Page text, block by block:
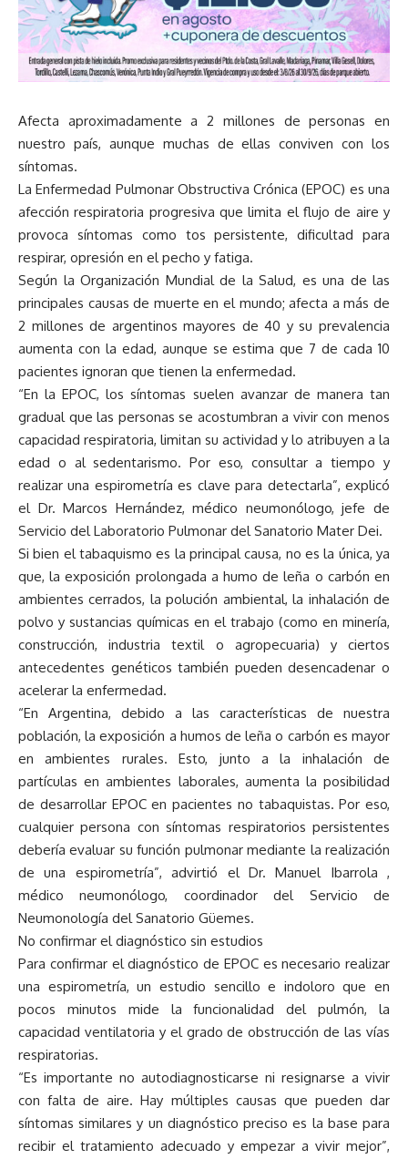
Afecta aproximadamente a 2 millones de personas en
nuestro país, aunque muchas de ellas conviven con los
síntomas.
La Enfermedad Pulmonar Obstructiva Crónica (EPOC) es una
afección respiratoria progresiva que limita el flujo de aire y
provoca síntomas como tos persistente, dificultad para
respirar, opresión en el pecho y fatiga.
Según la Organización Mundial de la Salud, es una de las
principales causas de muerte en el mundo; afecta a más de
2 millones de argentinos mayores de 40 y su prevalencia
aumenta con la edad, aunque se estima que 7 de cada 10
pacientes ignoran que tienen la enfermedad.
“En la EPOC, los síntomas suelen avanzar de manera tan
gradual que las personas se acostumbran a vivir con menos
capacidad respiratoria, limitan su actividad y lo atribuyen a la
edad o al sedentarismo. Por eso, consultar a tiempo y
realizar una espirometría es clave para detectarla”, explicó
el Dr. Marcos Hernández, médico neumonólogo, jefe de
Servicio del Laboratorio Pulmonar del Sanatorio Mater Dei.
Si bien el tabaquismo es la principal causa, no es la única, ya
que, la exposición prolongada a humo de leña o carbón en
ambientes cerrados, la polución ambiental, la inhalación de
polvo y sustancias químicas en el trabajo (como en minería,
construcción, industria textil o agropecuaria) y ciertos
antecedentes genéticos también pueden desencadenar o
acelerar la enfermedad.
“En Argentina, debido a las características de nuestra
población, la exposición a humos de leña o carbón es mayor
en ambientes rurales. Esto, junto a la inhalación de
partículas en ambientes laborales, aumenta la posibilidad
de desarrollar EPOC en pacientes no tabaquistas. Por eso,
cualquier persona con síntomas respiratorios persistentes
debería evaluar su función pulmonar mediante la realización
de una espirometría”, advirtió el Dr. Manuel Ibarrola ,
médico neumonólogo, coordinador del Servicio de
Neumonología del Sanatorio Güemes.
No confirmar el diagnóstico sin estudios
Para confirmar el diagnóstico de EPOC es necesario realizar
una espirometría, un estudio sencillo e indoloro que en
pocos minutos mide la funcionalidad del pulmón, la
capacidad ventilatoria y el grado de obstrucción de las vías
respiratorias.
“Es importante no autodiagnosticarse ni resignarse a vivir
con falta de aire. Hay múltiples causas que pueden dar
síntomas similares y un diagnóstico preciso es la base para
recibir el tratamiento adecuado y empezar a vivir mejor”,